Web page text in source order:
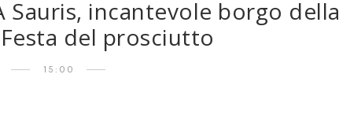
Sauris, incantevole borgo della
del prosciutto
15:00